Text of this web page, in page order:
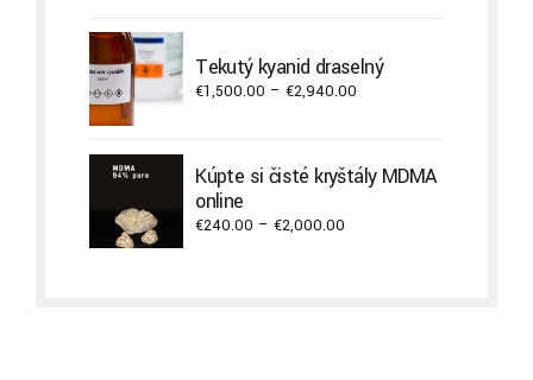
Tekutý kyanid draselný
€1,500.00 – €2,940.00
through
€2,940.00
Kúpte si čisté kryštály MDMA
online
€240.00 – €2,000.00